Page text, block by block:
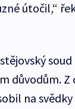
útočil,“
důvodům. Z
na